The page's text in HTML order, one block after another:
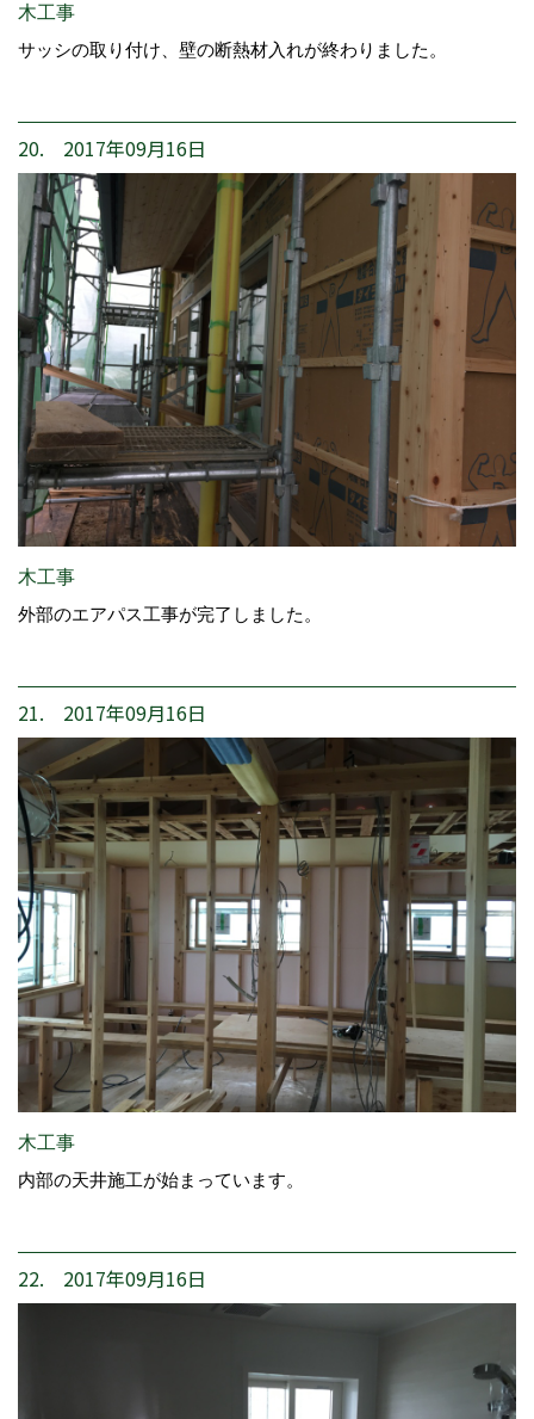
木工事
サッシの取り付け、壁の断熱材入れが終わりました。
20. 2017年09月16日
木工事
外部のエアパス工事が完了しました。
21. 2017年09月16日
木工事
内部の天井施工が始まっています。
22. 2017年09月16日